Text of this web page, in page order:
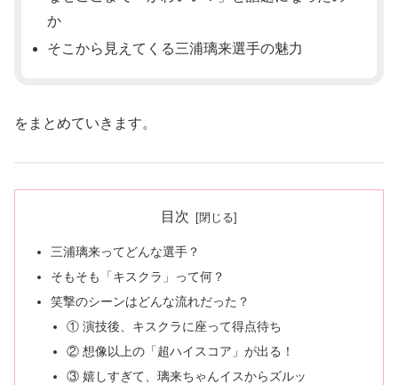
か
そこから見えてくる三浦璃来選手の魅力
をまとめていきます。
目次
三浦璃来ってどんな選手？
そもそも「キスクラ」って何？
笑撃のシーンはどんな流れだった？
① 演技後、キスクラに座って得点待ち
② 想像以上の「超ハイスコア」が出る！
③ 嬉しすぎて、璃来ちゃんイスからズルッ